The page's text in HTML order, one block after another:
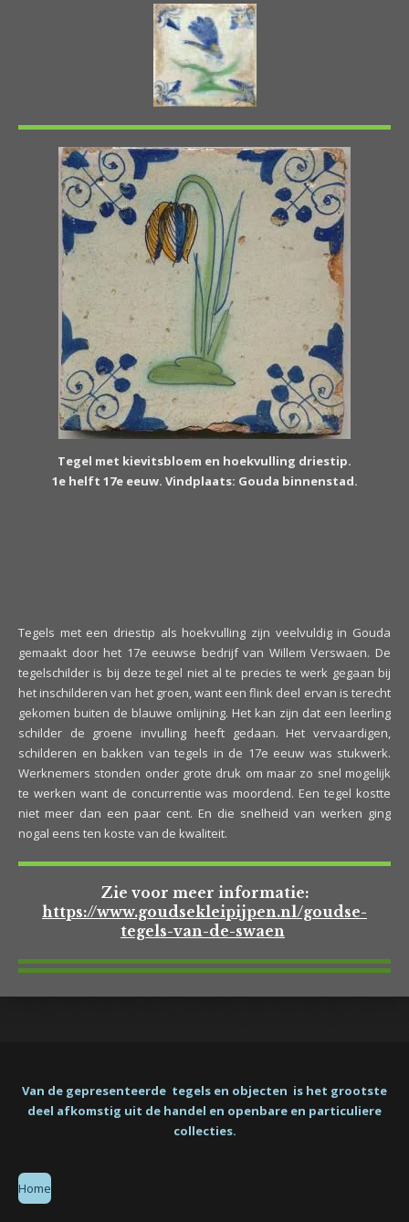
Tegel met kievitsbloem en hoekvulling driestip.
1e helft 17e eeuw. Vindplaats: Gouda binnenstad.
Tegels met een driestip als hoekvulling zijn veelvuldig in Gouda
gemaakt door het 17e eeuwse bedrijf van Willem Verswaen. De
tegelschilder is bij deze tegel niet al te precies te werk gegaan bij
het inschilderen van het groen, want een flink deel ervan is terecht
gekomen buiten de blauwe omlijning. Het kan zijn dat een leerling
schilder de groene invulling heeft gedaan. Het vervaardigen,
schilderen en bakken van tegels in de 17e eeuw was stukwerk.
Werknemers stonden onder grote druk om maar zo snel mogelijk
te werken want de concurrentie was moordend. Een tegel kostte
niet meer dan een paar cent. En die snelheid van werken ging
nogal eens ten koste van de kwaliteit.
Zie voor meer informatie:
https://www.goudsekleipijpen.nl/goudse-
tegels-van-de-swaen
Van de gepresenteerde tegels en objecten is het grootste
deel afkomstig uit de handel en openbare en particuliere
collecties.
Home